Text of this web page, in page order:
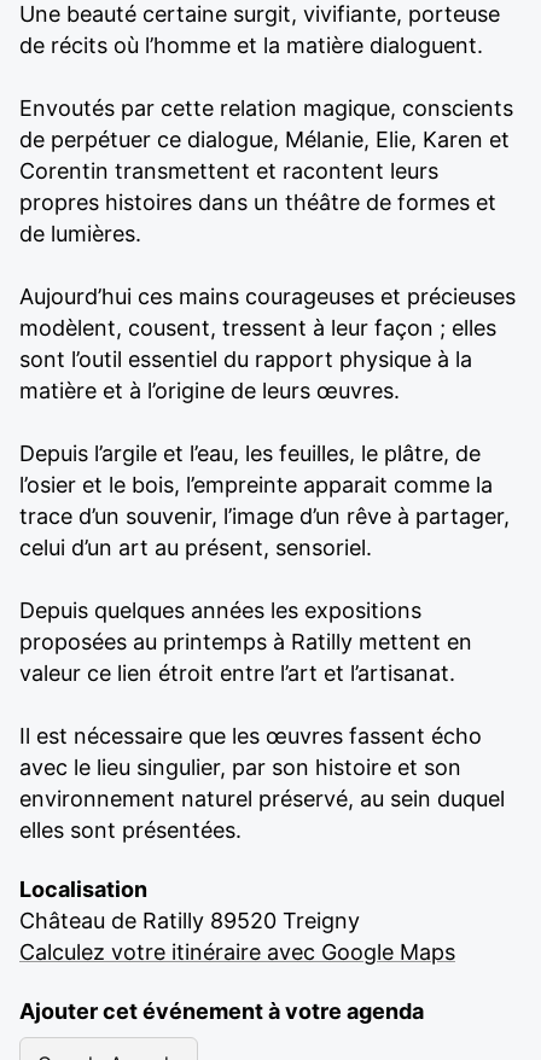
Une beauté certaine surgit, vivifiante, porteuse
de récits où l’homme et la matière dialoguent.
Envoutés par cette relation magique, conscients
de perpétuer ce dialogue, Mélanie, Elie, Karen et
Corentin transmettent et racontent leurs
propres histoires dans un théâtre de formes et
de lumières.
Aujourd’hui ces mains courageuses et précieuses
modèlent, cousent, tressent à leur façon ; elles
sont l’outil essentiel du rapport physique à la
matière et à l’origine de leurs œuvres.
Depuis l’argile et l’eau, les feuilles, le plâtre, de
l’osier et le bois, l’empreinte apparait comme la
trace d’un souvenir, l’image d’un rêve à partager,
celui d’un art au présent, sensoriel.
Depuis quelques années les expositions
proposées au printemps à Ratilly mettent en
valeur ce lien étroit entre l’art et l’artisanat.
Il est nécessaire que les œuvres fassent écho
avec le lieu singulier, par son histoire et son
environnement naturel préservé, au sein duquel
elles sont présentées.
Localisation
Château de Ratilly 89520 Treigny
Calculez votre itinéraire avec Google Maps
Ajouter cet événement à votre agenda